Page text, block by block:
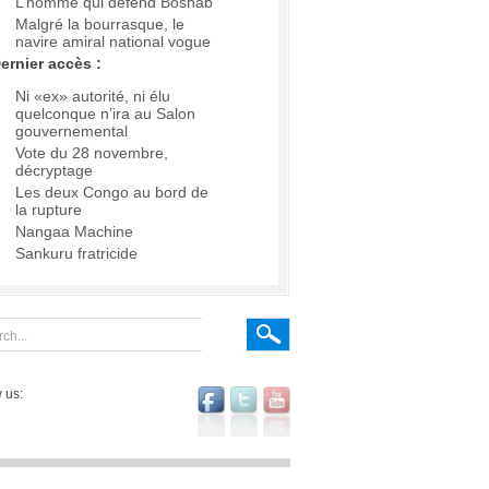
Malgré la bourrasque, le
navire amiral national vogue
accès :
Ni «ex» autorité, ni élu
quelconque n’ira au Salon
gouvernemental
Vote du 28 novembre,
décryptage
Les deux Congo au bord de
la rupture
Nangaa Machine
Sankuru fratricide
us: